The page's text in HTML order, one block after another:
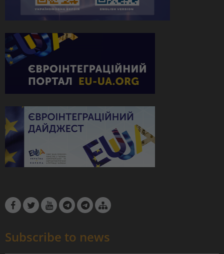
Subscribe to news